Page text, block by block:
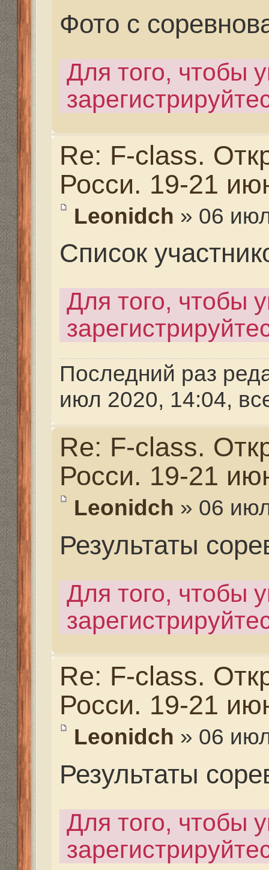
Для того, чтобы
зарегистрируйтесь.
Re: F-class.
Росси. 19-21 июня
Leonidch» 06 июл
Результаты
Для того, чтобы
зарегистрируйтесь.
Вернуться в Турниры. Первенства. Чемпионаты
Структура сайта Все о 555hf.tv Правила
Реквизиты
555hf.tv. Охотничье - рыболовный интернет канал.
© 2009-2019. Копирование материалов с сайта